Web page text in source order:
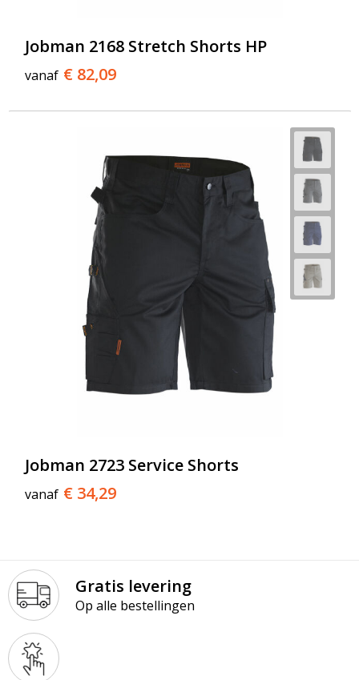
Jobman 2168 Stretch Shorts HP
vanaf € 82,09
Jobman 2723 Service Shorts
vanaf € 34,29
Gratis levering
Op alle bestellingen